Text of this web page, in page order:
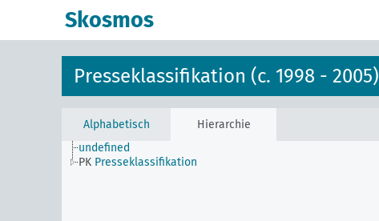
Skosmos
Presseklassifikation (c. 1998 - 2005)
Alphabetisch
Hierarchie
undefined
PK Presseklassifikation